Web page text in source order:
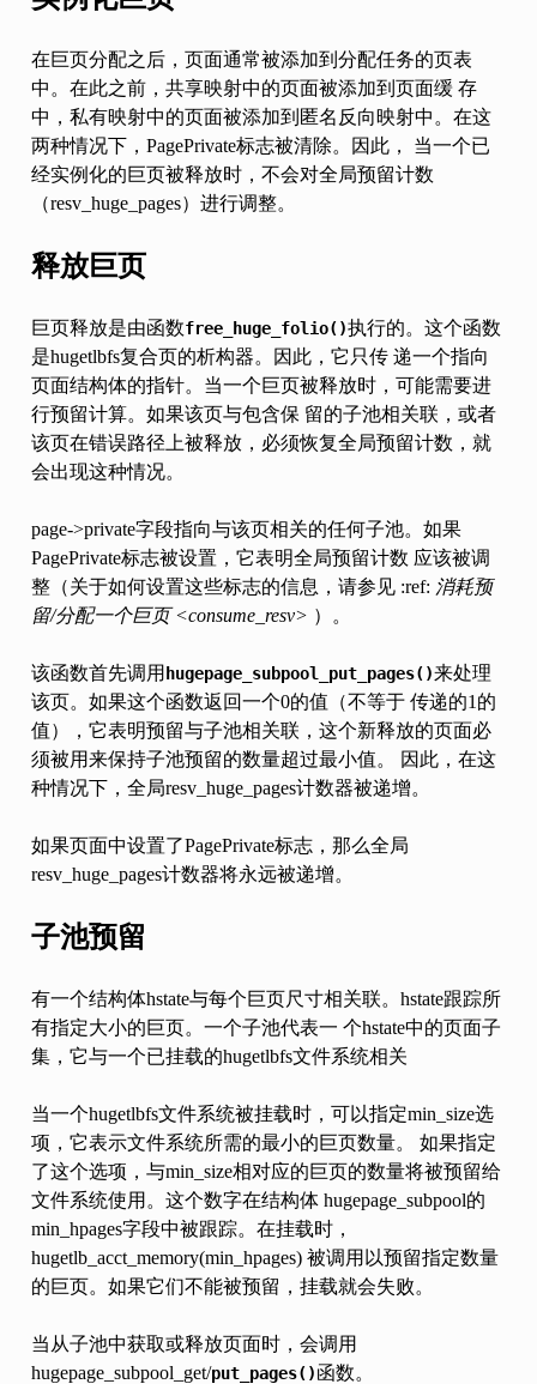
在巨页分配之后，页面通常被添加到分配任务的页表
中。在此之前，共享映射中的页面被添加到页面缓 存
中，私有映射中的页面被添加到匿名反向映射中。在这
两种情况下，PagePrivate标志被清除。因此， 当一个已
经实例化的巨页被释放时，不会对全局预留计数
（resv_huge_pages）进行调整。
释放巨页
巨页释放是由函数free_huge_folio()执行的。这个函数
是hugetlbfs复合页的析构器。因此，它只传 递一个指向
页面结构体的指针。当一个巨页被释放时，可能需要进
行预留计算。如果该页与包含保 留的子池相关联，或者
该页在错误路径上被释放，必须恢复全局预留计数，就
会出现这种情况。
page->private字段指向与该页相关的任何子池。如果
PagePrivate标志被设置，它表明全局预留计数 应该被调
整（关于如何设置这些标志的信息，请参见 :ref: 消耗预
留/分配一个巨页 <consume_resv> ）。
该函数首先调用 hugepage_subpool_put_pages()来处理
该页。如果这个函数返回一个0的值（不等于 传递的1的
值），它表明预留与子池相关联，这个新释放的页面必
须被用来保持子池预留的数量超过最小值。 因此，在这
种情况下，全局resv_huge_pages计数器被递增。
如果页面中设置了PagePrivate标志，那么全局
resv_huge_pages计数器将永远被递增。
子池预留
有一个结构体hstate与每个巨页尺寸相关联。hstate跟踪所
有指定大小的巨页。一个子池代表一 个hstate中的页面子
集，它与一个已挂载的hugetlbfs文件系统相关
当一个hugetlbfs文件系统被挂载时，可以指定min_size选
项，它表示文件系统所需的最小的巨页数量。 如果指定
了这个选项，与min_size相对应的巨页的数量将被预留给
文件系统使用。这个数字在结构体 hugepage_subpool的
min_hpages字段中被跟踪。在挂载时，
hugetlb_acct_memory(min_hpages) 被调用以预留指定数量
的巨页。如果它们不能被预留，挂载就会失败。
当从子池中获取或释放页面时，会调用
hugepage_subpool_get/put_pages()函数。